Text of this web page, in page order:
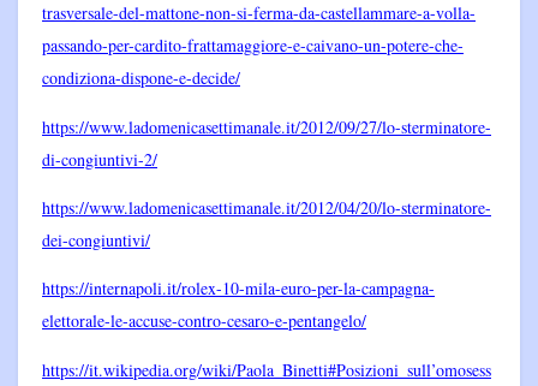
trasversale-del-mattone-non-si-ferma-da-castellammare-a-volla-
passando-per-cardito-frattamaggiore-e-caivano-un-potere-che-
condiziona-dispone-e-decide/
https://www.ladomenicasettimanale.it/2012/09/27/lo-sterminatore-
di-congiuntivi-2/
https://www.ladomenicasettimanale.it/2012/04/20/lo-sterminatore-
dei-congiuntivi/
https://internapoli.it/rolex-10-mila-euro-per-la-campagna-
elettorale-le-accuse-contro-cesaro-e-pentangelo/
https://it.wikipedia.org/wiki/Paola_Binetti#Posizioni_sull’omosess